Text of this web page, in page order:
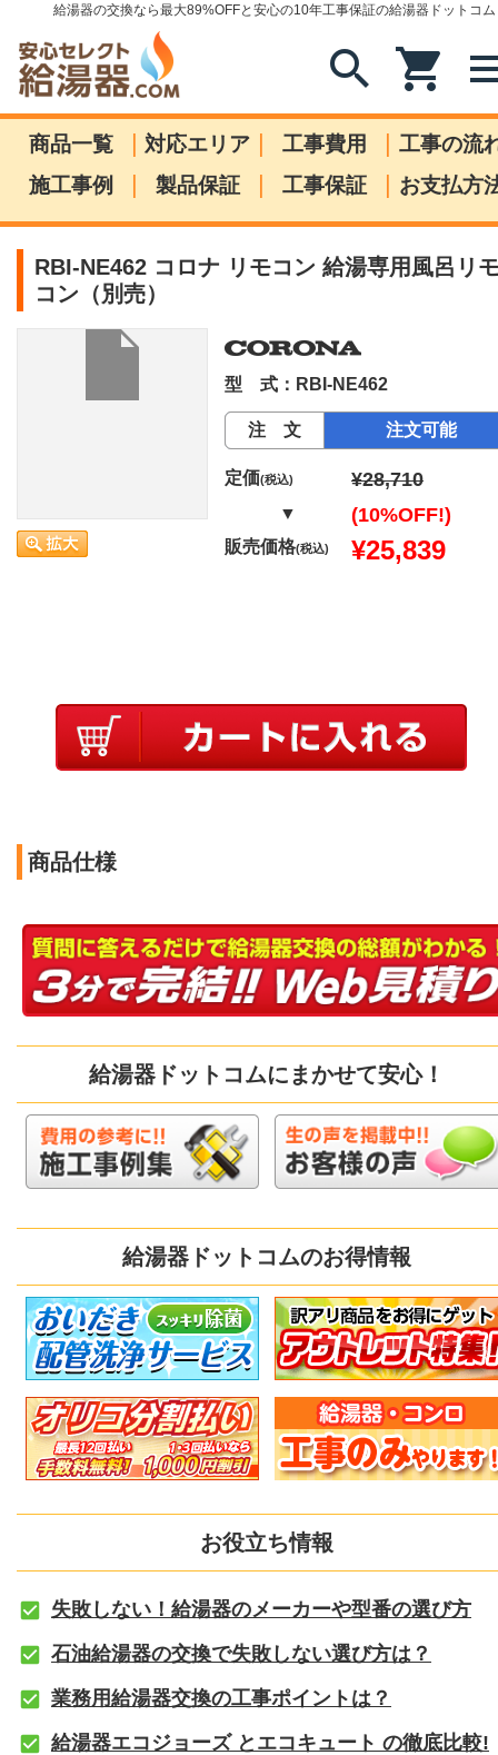
給湯器の交換なら最大89%OFFと安心の10年工事保証の給湯器ドットコム
search shopping_cart
商品一覧 | 対応エリア | 工事費用 | 工事の流
施工事例
| 製品保証 | 工事保証 | お支払方
RBI-NE462 コロナ リモコン 給湯専用風呂リ
コン（別売）
型 式：RBI-NE462
注 文 注文可能
定価(税込) ¥28,710
▼ (10%OFF!)
販売価格(税込) ¥25,839
商品仕様
給湯器ドットコムにまかせて安心！
給湯器ドットコムのお得情報
お役立ち情報
失敗しない！給湯器のメーカーや型番の選び方
石油給湯器の交換で失敗しない選び方は？
業務用給湯器交換の工事ポイントは？
給湯器エコジョーズ とエコキュート の徹底比較!